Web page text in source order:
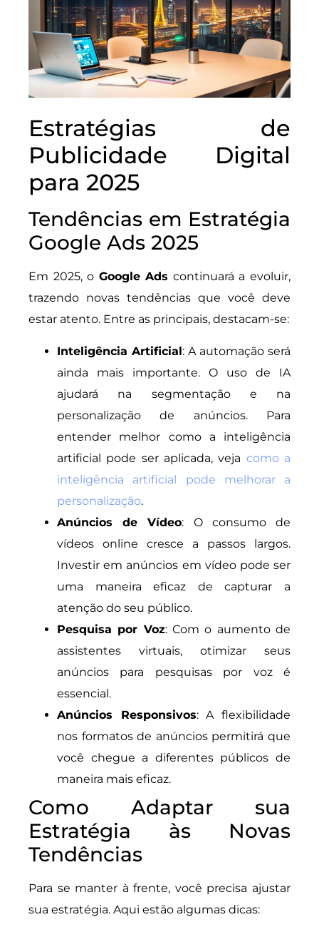
Estratégias de
Publicidade Digital
para 2025
Tendências em Estratégia
Google Ads 2025
Em 2025, o Google Ads continuará a evoluir,
trazendo novas tendências que você deve
estar atento. Entre as principais, destacam-se:
Inteligência Artificial: A automação será
ainda mais importante. O uso de IA
ajudará na segmentação e na
personalização de anúncios. Para
entender melhor como a inteligência
artificial pode ser aplicada, veja como a
inteligência artificial pode melhorar a
personalização.
Anúncios de Vídeo: O consumo de
vídeos online cresce a passos largos.
Investir em anúncios em vídeo pode ser
uma maneira eficaz de capturar a
atenção do seu público.
Pesquisa por Voz: Com o aumento de
assistentes virtuais, otimizar seus
anúncios para pesquisas por voz é
essencial.
Anúncios Responsivos: A flexibilidade
nos formatos de anúncios permitirá que
você chegue a diferentes públicos de
maneira mais eficaz.
Como Adaptar sua
Estratégia às Novas
Tendências
Para se manter à frente, você precisa ajustar
sua estratégia. Aqui estão algumas dicas: